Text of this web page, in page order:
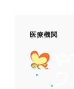
医療機関